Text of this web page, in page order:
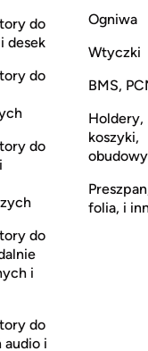
do
desek
do
do
do
i
do
audio i
Ogniwa
Wtyczki
BMS,
Holdery,
koszyki,
obudowy
folia, i